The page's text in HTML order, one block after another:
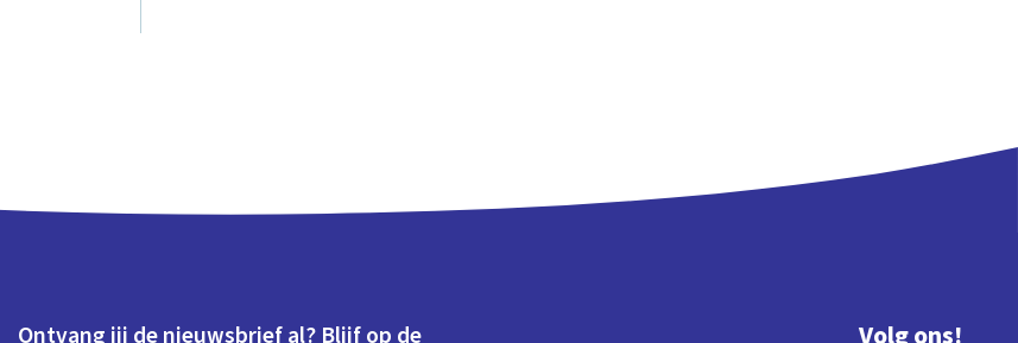
Ontvang jij de nieuwsbrief al? Blijf op de